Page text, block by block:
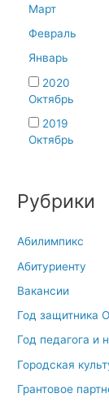
Март
Февраль
Январь
2020
Октябрь
2019
Октябрь
Рубрики
Абилимпикс
Абитуриенту
Вакансии
Год защитника
Год педагога и
Городская
Грантовое